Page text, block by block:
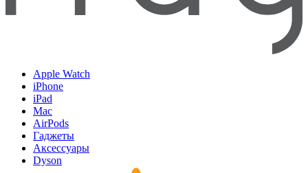
Apple Watch
iPhone
iPad
Mac
AirPods
Гаджеты
Аксессуары
Dyson